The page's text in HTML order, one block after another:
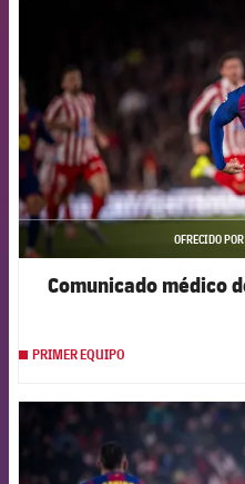
OFRECIDO POR
Comunicado médico
PRIMER EQUIPO